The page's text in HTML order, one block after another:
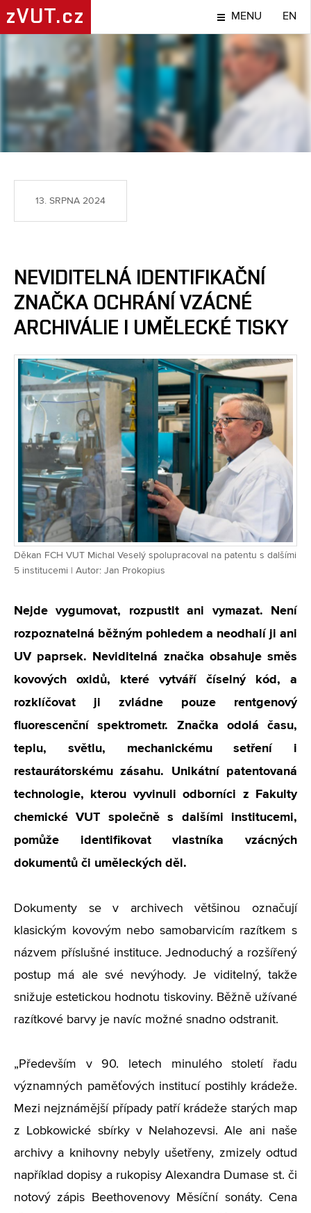
zVUT.cz MENU EN
NÁPADY A OBJEVY
13. SRPNA 2024
NEVIDITELNÁ IDENTIFIKAČNÍ
ZNAČKA OCHRÁNÍ VZÁCNÉ
ARCHIVÁLIE I UMĚLECKÉ TISKY
Děkan FCH VUT Michal Veselý spolupracoval na patentu s dalšími
5 institucemi | Autor: Jan Prokopius
Nejde vygumovat, rozpustit ani vymazat. Není
rozpoznatelná běžným pohledem a neodhalí ji ani
UV paprsek. Neviditelná značka obsahuje směs
kovových oxidů, které vytváří číselný kód, a
rozklíčovat ji zvládne pouze rentgenový
fluorescenční spektrometr. Značka odolá času,
teplu, světlu, mechanickému setření i
restaurátorskému zásahu. Unikátní patentovaná
technologie, kterou vyvinuli odborníci z Fakulty
chemické VUT společně s dalšími institucemi,
pomůže identifikovat vlastníka vzácných
dokumentů či uměleckých děl.
Dokumenty se v archivech většinou označují
klasickým kovovým nebo samobarvicím razítkem s
názvem příslušné instituce. Jednoduchý a rozšířený
postup má ale své nevýhody. Je viditelný, takže
snižuje estetickou hodnotu tiskoviny. Běžně užívané
razítkové barvy je navíc možné snadno odstranit.
„Především v 90. letech minulého století řadu
významných paměťových institucí postihly krádeže.
Mezi nejznámější případy patří krádeže starých map
z Lobkowické sbírky v Nelahozevsi. Ale ani naše
archivy a knihovny nebyly ušetřeny, zmizely odtud
například dopisy a rukopisy Alexandra Dumase st. či
notový zápis Beethovenovy Měsíční sonáty. Cena